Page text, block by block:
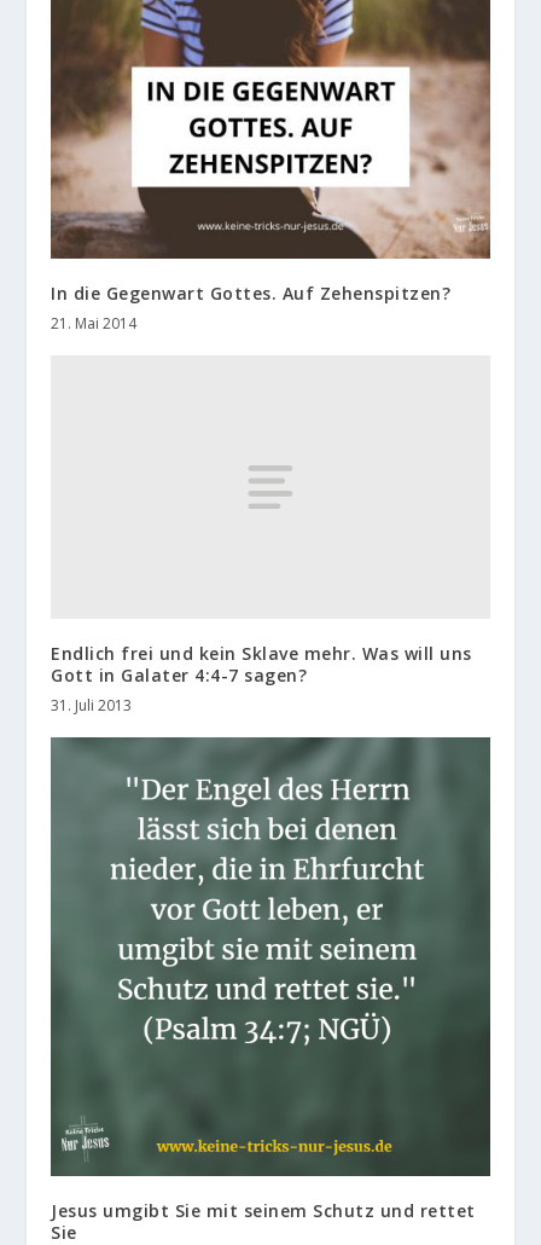
In die Gegenwart Gottes. Auf Zehenspitzen?
21. Mai 2014
Endlich frei und kein Sklave mehr. Was will uns
Gott in Galater 4:4-7 sagen?
31. Juli 2013
Jesus umgibt Sie mit seinem Schutz und rettet
Sie